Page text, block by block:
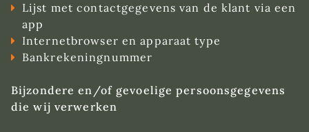
Lijst met contactgegevens van de klant via een
app
Internetbrowser en apparaat type
Bankrekeningnummer
Bijzondere en/of gevoelige persoonsgegevens
die wij verwerken